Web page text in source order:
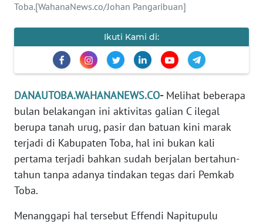
Toba.[WahanaNews.co/Johan Pangaribuan]
Ikuti Kami di:
DANAUTOBA.WAHANANEWS.CO-Melihat beberapa
bulan belakangan ini aktivitas galian C ilegal
berupa tanah urug, pasir dan batuan kini marak
terjadi di Kabupaten Toba, hal ini bukan kali
pertama terjadi bahkan sudah berjalan bertahun-
tahun tanpa adanya tindakan tegas dari Pemkab
Toba.
Menanggapi hal tersebut Effendi Napitupulu
REDAKSI
DISCLAIMER
Wahana
News
Regional
SUMUT
WN